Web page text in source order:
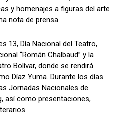
y homenajes a figuras del arte
nota de prensa.
13, Día Nacional del Teatro,
“Román Chalbaud” y la
Bolívar, donde se rendirá
Díaz Yuma. Durante los días
Jornadas Nacionales de
así como presentaciones,